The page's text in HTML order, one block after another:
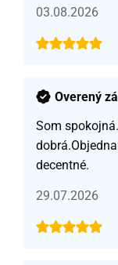
03.08.2026
Overený
Som
decentné.
29.07.2026